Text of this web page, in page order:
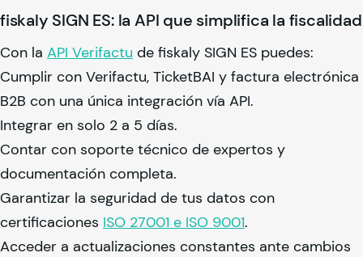
fiskaly SIGN ES: la API que simplifica la fiscalidad
Con la API Verifactu de fiskaly SIGN ES puedes:
Cumplir con Verifactu, TicketBAI y factura electrónica
B2B con una única integración vía API.
Integrar en solo 2 a 5 días.
Contar con soporte técnico de expertos y
documentación completa.
Garantizar la seguridad de tus datos con
certificaciones ISO 27001 e ISO 9001.
Acceder a actualizaciones constantes ante cambios